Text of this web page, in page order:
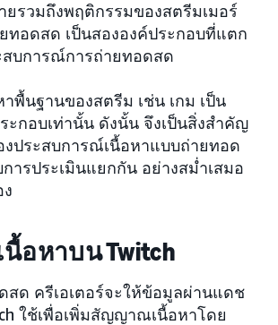
ยรวมถึงพฤติกรรมของสตรีมเมอร์
ทอดสด เป็นสององค์ประกอบที่แตก
สบการณ์การถ่ายทอดสด
าพื้นฐานของสตรีม เช่น เกม เป็น
ะกอบเท่านั้น ดังนั้น จึงเป็นสิ่งสำคัญ
ประสบการณ์เนื้อหาแบบถ่ายทอด
ารประเมินแยกกัน อย่างสม่ำเสมอ
อหาบน Twitch
สด ครีเอเตอร์จะให้ข้อมูลผ่านแดช
ใช้เพื่อเพิ่มสัญญาณเนื้อหาโดย